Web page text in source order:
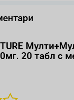
20 табл с